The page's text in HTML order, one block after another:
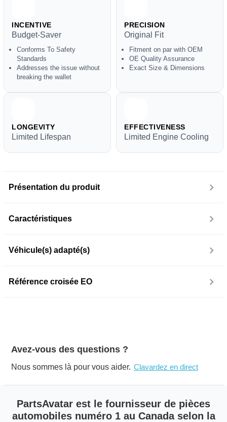
INCENTIVE
Budget-Saver
Conforms To Safety
Standards
Addresses the issue without
breaking the wallet
PRECISION
Original Fit
Fitment on par with OEM
OE Quality Assurance
Exact Size & Dimensions
LONGEVITY
Limited Lifespan
EFFECTIVENESS
Limited Engine Cooling
Présentation du produit
Caractéristiques
Véhicule(s) adapté(s)
Référence croisée EO
Avez-vous des questions ?
Nous sommes là pour vous aider. Clavardez en direct
PartsAvatar est le fournisseur de pièces
automobiles numéro 1 au Canada selon la